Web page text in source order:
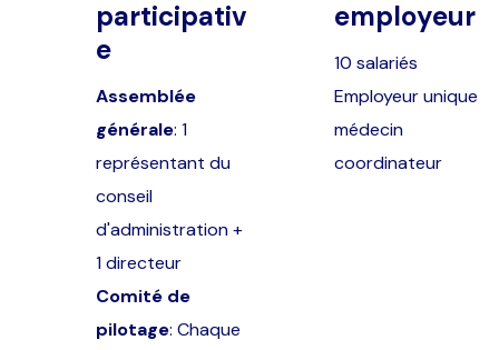
participativ
e
Assemblée
générale: 1
représentant du
conseil
d'administration +
1 directeur
Comité de
pilotage: Chaque
employeur
10 salariés
Employeur unique
médecin
coordinateur